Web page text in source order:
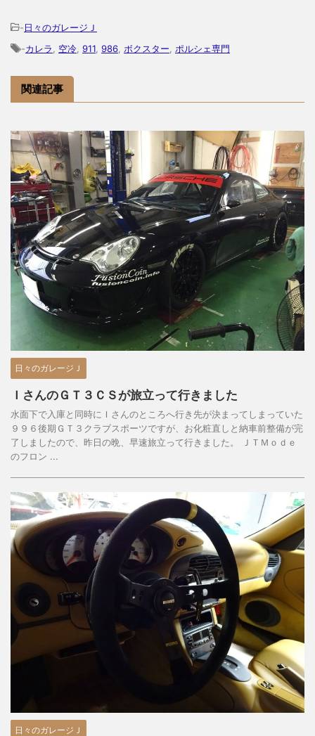
-日々のガレージＪ
-カレラ 空冷 911 986 ボクスター ポルシェ専門
関連記事
日々のガレージＪ
ＩさんのＧＴ３ＣＳが旅立って行きました
水面下で入庫と同時にＩさんのところへ行き先が決まってしまっていた
９９６後期ＧＴ３クラブスポーツですが、お化粧直しと納車前整備が完
了しましたので、昨日の晩、早速旅立って行きました。 ＪＴＭｏｄｅ
のフロン ...
日々のガレージＪ